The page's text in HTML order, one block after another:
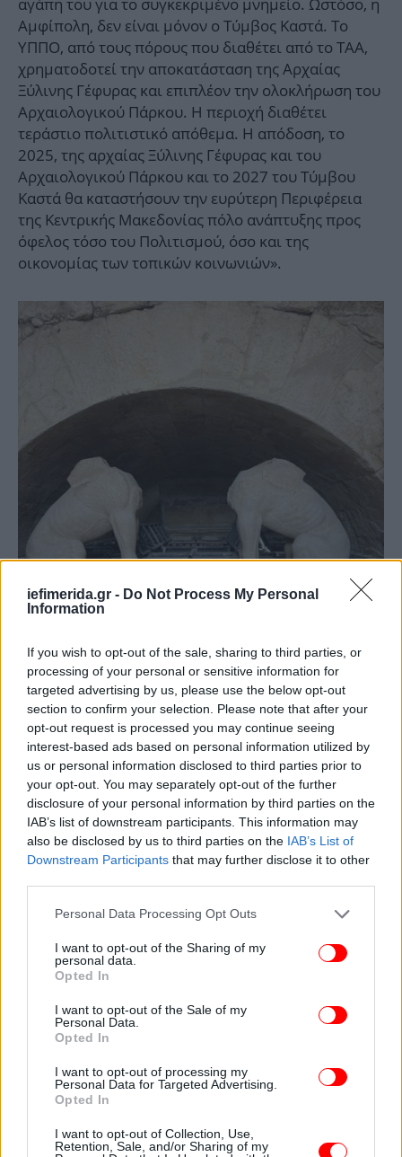
iefimerida.gr - Do Not Process My Personal
Information
If you wish to opt-out of the sale, sharing to third parties, or
processing of your personal or sensitive information for
targeted advertising by us, please use the below opt-out
section to confirm your selection. Please note that after your
opt-out request is processed you may continue seeing
interest-based ads based on personal information utilized by
us or personal information disclosed to third parties prior to
your opt-out. You may separately opt-out of the further
disclosure of your personal information by third parties on the
IAB’s list of downstream participants. This information may
also be disclosed by us to third parties on the IAB’s List of
Downstream Participants that may further disclose it to other
Please note that this website/app uses one or more Google
not limited to your visit or usage behaviour. You may click to
grant or deny consent to Google and its third-party tags to
use your data for below specified purposes in below Google
consent section.
Personal Data Processing Opt Outs
I want to opt-out of the Sharing of my
personal data.
Opted In
I want to opt-out of the Sale of my
Personal Data.
Opted In
I want to opt-out of processing my
Personal Data for Targeted Advertising.
Opted In
I want to opt-out of Collection, Use,
Retention, Sale, and/or Sharing of my
Αμφίπολη, δεν είναι μόνον ο Τύμβος Καστά. Το
ΥΠΠΟ, από τους πόρους που διαθέτει από το ΤΑΑ,
χρηματοδοτεί την αποκατάσταση της Αρχαίας
Ξύλινης Γέφυρας και επιπλέον την ολοκλήρωση του
Αρχαιολογικού Πάρκου. Η περιοχή διαθέτει
τεράστιο πολιτιστικό απόθεμα. Η απόδοση, το
2025, της αρχαίας Ξύλινης Γέφυρας και του
Αρχαιολογικού Πάρκου και το 2027 του Τύμβου
Καστά θα καταστήσουν την ευρύτερη Περιφέρεια
της Κεντρικής Μακεδονίας πόλο ανάπτυξης προς
όφελος τόσο του Πολιτισμού, όσο και της
οικονομίας των τοπικών κοινωνιών».
Οι μαρμάρινες Σφίγγες, στον Τύμβο Καστά
Στο ταφικό μνημείο πραγματοποιήθηκαν
καθαρισμοί των επιφανειών, πληρώσεις των
ρωγμών, καθώς και ανατάξεις των μαρμάρινων
θραυσμάτων, τα οποία είχαν αποκολληθεί.
ψηφιδωτό της Αρπαγής της Περσεφόνης και
ολοκληρώνεται ο καθαρισμός του ψηφιδωτού.